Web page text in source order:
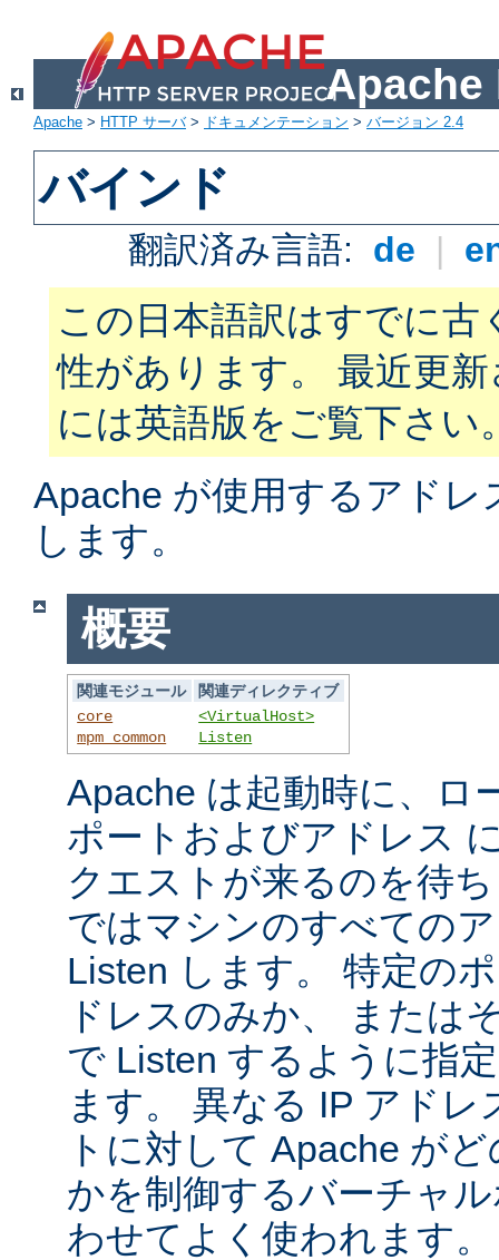
Apache
Apache > HTTP サーバ> ドキュメンテーション > バージョン 2.4
バインド
翻訳済み言語: de |
この日本語訳はすでに古
性があります。 最近更
には英語版をご覧下さい
Apache が使用するアド
します。
概要
関連モジュール
関連ディレクティブ
core
mpm_common
<VirtualHost>
Listen
Apache は起動時に、ロ
ポートおよびアドレス
クエストが来るのを待
ではマシンのすべての
Listen します。 特定の
ドレスのみか、 または
で Listen するように指
ます。 異なる IP アド
トに対して Apache が
かを制御するバーチャ
わせてよく使われます。